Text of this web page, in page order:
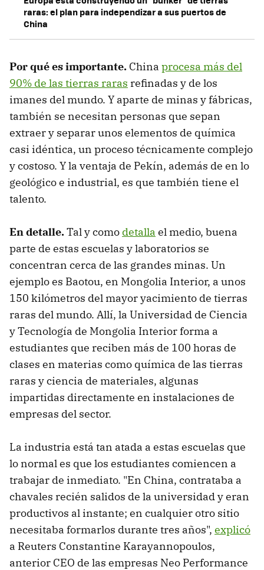
raras: el plan para independizar a sus puertos de
China
Por qué es importante. China procesa más del
90% de las tierras raras refinadas y de los
imanes del mundo. Y aparte de minas y fábricas,
también se necesitan personas que sepan
extraer y separar unos elementos de química
casi idéntica, un proceso técnicamente complejo
y costoso. Y la ventaja de Pekín, además de en lo
geológico e industrial, es que también tiene el
talento.
En detalle.Tal y como detalla el medio, buena
parte de estas escuelas y laboratorios se
concentran cerca de las grandes minas. Un
ejemplo es Baotou, en Mongolia Interior, a unos
150 kilómetros del mayor yacimiento de tierras
raras del mundo. Allí, la Universidad de Ciencia
y Tecnología de Mongolia Interior forma a
estudiantes que reciben más de 100 horas de
clases en materias como química de las tierras
raras y ciencia de materiales, algunas
impartidas directamente en instalaciones de
empresas del sector.
La industria está tan atada a estas escuelas que
lo normal es que los estudiantes comiencen a
trabajar de inmediato. "En China, contrataba a
chavales recién salidos de la universidad y eran
productivos al instante; en cualquier otro sitio
necesitaba formarlos durante tres años", explicó
a Reuters Constantine Karayannopoulos,
anterior CEO de las empresas Neo Performance